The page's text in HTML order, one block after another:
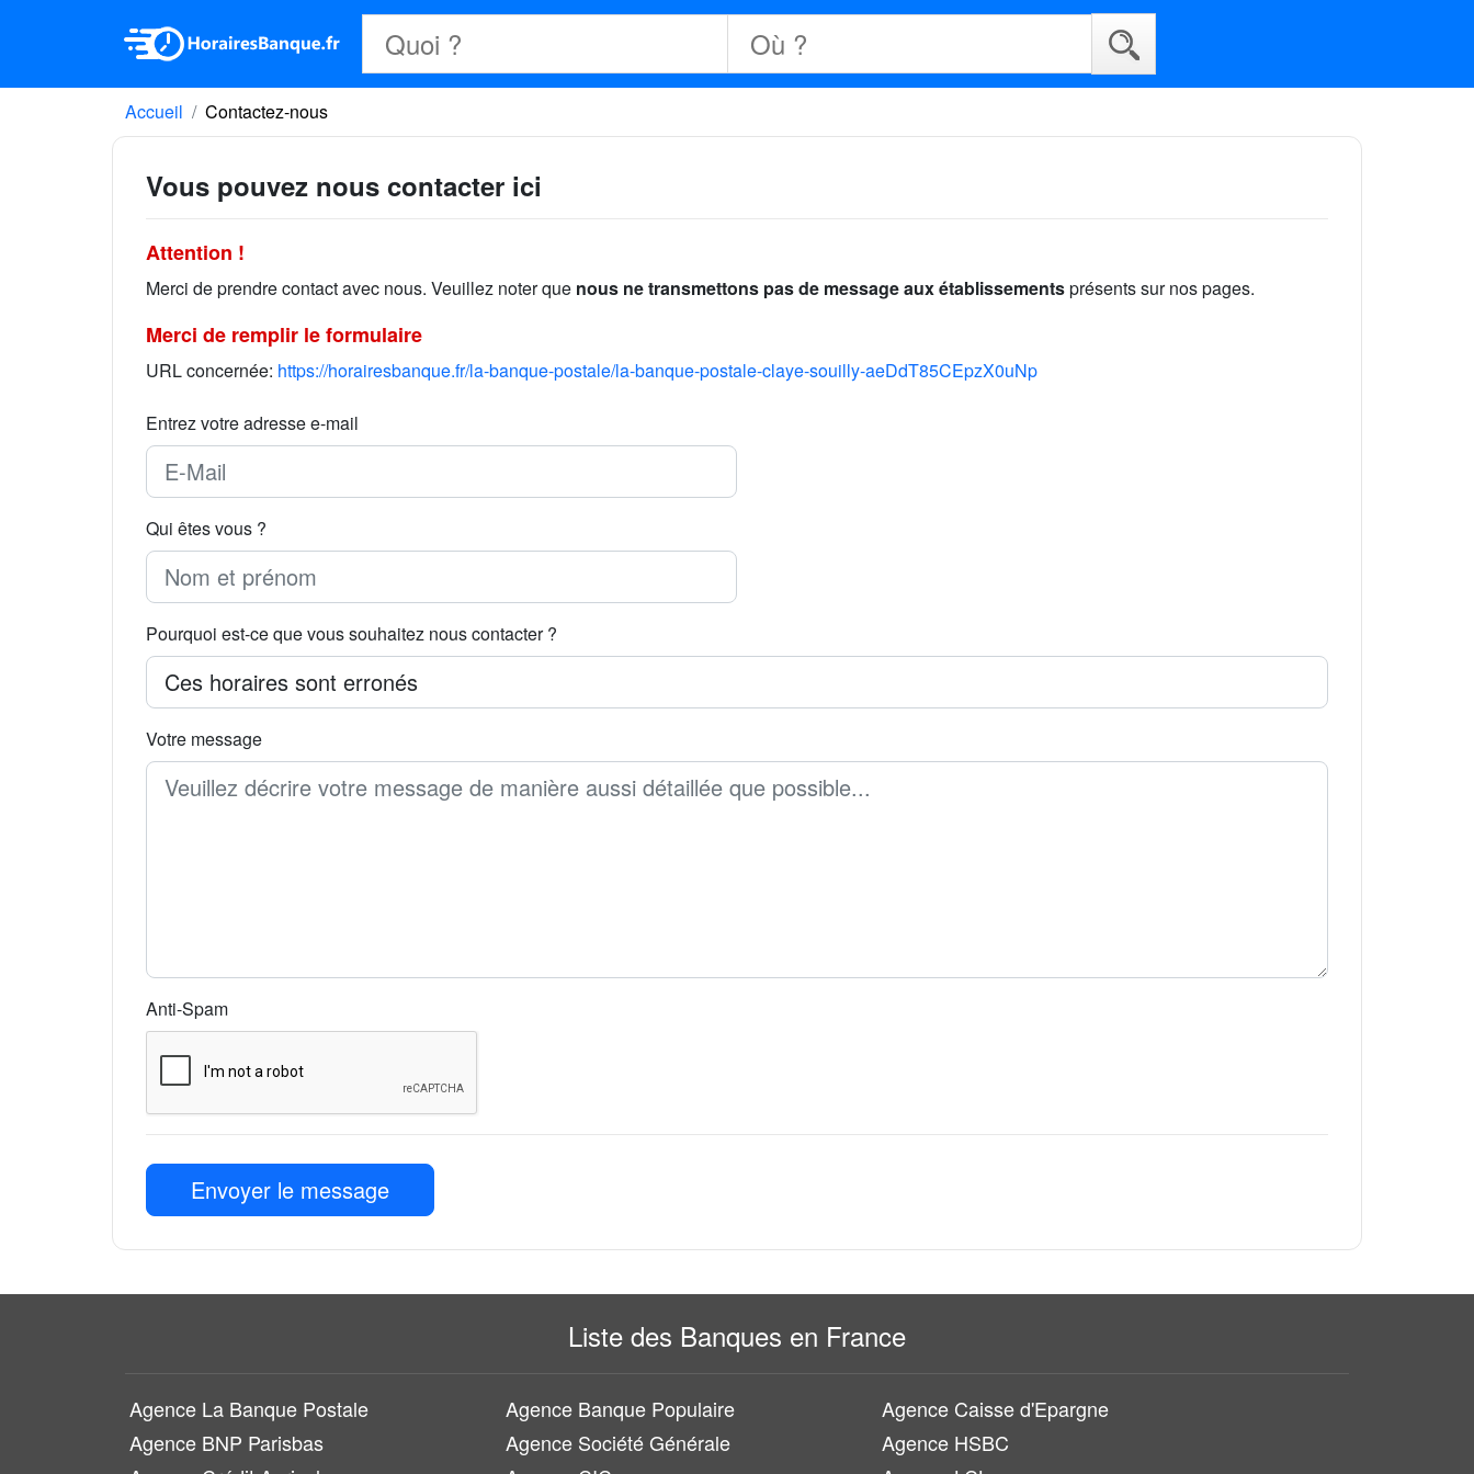
Accueil Contactez-nous
Vous pouvez nous contacter ici
Attention !
Merci de prendre contact avec nous. Veuillez noter que nous ne transmettons pas de message aux établissementsprésents sur nos pages.
Merci de remplir le formulaire
URL concernée: https://horairesbanque.fr/la-banque-postale/la-banque-postale-claye-souilly-aeDdT85CEpzX0uNp
Entrez votre adresse e-mail
Qui êtes vous ?
Pourquoi est-ce que vous souhaitez nous contacter ?
Votre message
Anti-Spam
Envoyer le message
Liste des Banques en France
Agence La Banque Postale Agence Banque Populaire
Agence Caisse d'Epargne
Agence BNP Parisbas
Agence Société Générale
Agence HSBC